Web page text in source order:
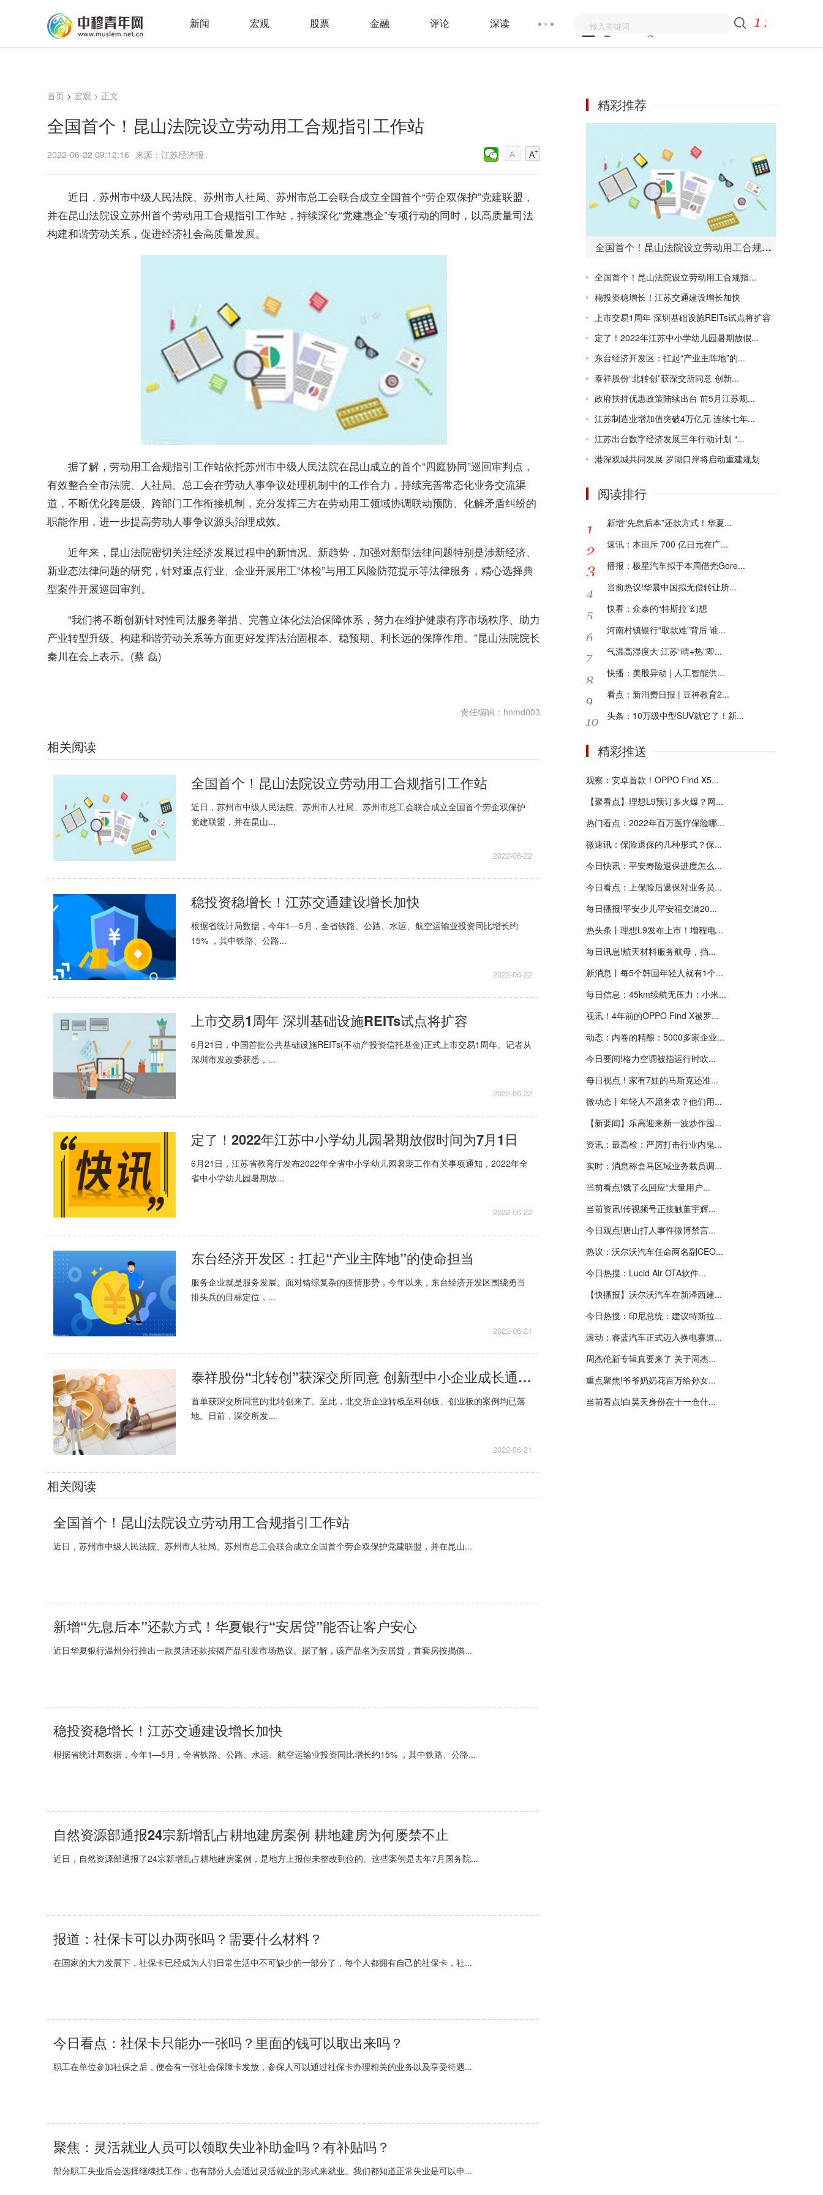
新闻 宏观 股票 金融 评论 深读
首页 > 宏观 > 正文
全国首个！昆山法院设立劳动用工合规指引工作站
2022-06-22 09:12:16 来源：江苏经济报
近日，苏州市中级人民法院、苏州市人社局、苏州市总工会联合成立全国首个“劳企双保护”党建联盟，
并在昆山法院设立苏州首个劳动用工合规指引工作站，持续深化“党建惠企”专项行动的同时，以高质量司法
构建和谐劳动关系，促进经济社会高质量发展。
据了解，劳动用工合规指引工作站依托苏州市中级人民法院在昆山成立的首个“四庭协同”巡回审判点，
有效整合全市法院、人社局、总工会在劳动人事争议处理机制中的工作合力，持续完善常态化业务交流渠
道，不断优化跨层级、跨部门工作衔接机制，充分发挥三方在劳动用工领域协调联动预防、化解矛盾纠纷的
职能作用，进一步提高劳动人事争议源头治理成效。
近年来，昆山法院密切关注经济发展过程中的新情况、新趋势，加强对新型法律问题特别是涉新经济、
新业态法律问题的研究，针对重点行业、企业开展用工“体检”与用工风险防范提示等法律服务，精心选择典
型案件开展巡回审判。
“我们将不断创新针对性司法服务举措、完善立体化法治保障体系，努力在维护健康有序市场秩序、助力
产业转型升级、构建和谐劳动关系等方面更好发挥法治固根本、稳预期、利长远的保障作用。”昆山法院院长
秦川在会上表示。(蔡 磊)
责任编辑：hnmd003
相关阅读
全国首个！昆山法院设立劳动用工合规指引工作站
近日，苏州市中级人民法院、苏州市人社局、苏州市总工会联合成立全国首个劳企双保护
党建联盟，并在昆山...
2022-06-22
稳投资稳增长！江苏交通建设增长加快
根据省统计局数据，今年1—5月，全省铁路、公路、水运、航空运输业投资同比增长约
15% ，其中铁路、公路...
2022-06-22
上市交易1周年 深圳基础设施REITs试点将扩容
6月21日，中国首批公共基础设施REITs(不动产投资信托基金)正式上市交易1周年。记者从
深圳市发改委获悉，...
2022-06-22
定了！2022年江苏中小学幼儿园暑期放假时间为7月1日
6月21日，江苏省教育厅发布2022年全省中小学幼儿园暑期工作有关事项通知，2022年全
省中小学幼儿园暑期放...
2022-06-22
东台经济开发区：扛起“产业主阵地”的使命担当
服务企业就是服务发展。面对错综复杂的疫情形势，今年以来，东台经济开发区围绕勇当
排头兵的目标定位，...
2022-06-21
泰祥股份“北转创”获深交所同意 创新型中小企业成长通道被打开
首单获深交所同意的北转创来了。至此，北交所企业转板至科创板、创业板的案例均已落
地。日前，深交所发...
2022-06-21
相关阅读
全国首个！昆山法院设立劳动用工合规指引工作站
近日，苏州市中级人民法院、苏州市人社局、苏州市总工会联合成立全国首个劳企双保护党建联盟，并在昆山...
新增“先息后本”还款方式！华夏银行“安居贷”能否让客户安心
近日华夏银行温州分行推出一款灵活还款按揭产品引发市场热议。据了解，该产品名为安居贷，首套房按揭借...
稳投资稳增长！江苏交通建设增长加快
根据省统计局数据，今年1—5月，全省铁路、公路、水运、航空运输业投资同比增长约15% ，其中铁路、公路...
自然资源部通报24宗新增乱占耕地建房案例 耕地建房为何屡禁不止
近日，自然资源部通报了24宗新增乱占耕地建房案例，是地方上报但未整改到位的。这些案例是去年7月国务院...
报道：社保卡可以办两张吗？需要什么材料？
在国家的大力发展下，社保卡已经成为人们日常生活中不可缺少的一部分了，每个人都拥有自己的社保卡，社...
今日看点：社保卡只能办一张吗？里面的钱可以取出来吗？
职工在单位参加社保之后，便会有一张社会保障卡发放，参保人可以通过社保卡办理相关的业务以及享受待遇...
聚焦：灵活就业人员可以领取失业补助金吗？有补贴吗？
部分职工失业后会选择继续找工作，也有部分人会通过灵活就业的形式来就业。我们都知道正常失业是可以申...
精彩推荐
全国首个！昆山法院设立劳动用工合规指引工作站
全国首个！昆山法院设立劳动用工合规指...
稳投资稳增长！江苏交通建设增长加快
上市交易1周年 深圳基础设施REITs试点将扩容
定了！2022年江苏中小学幼儿园暑期放假...
东台经济开发区：扛起“产业主阵地”的...
泰祥股份“北转创”获深交所同意 创新...
政府扶持优惠政策陆续出台 前5月江苏规...
江苏制造业增加值突破4万亿元 连续七年...
江苏出台数字经济发展三年行动计划 “...
港深双城共同发展 罗湖口岸将启动重建规划
阅读排行
新增“先息后本”还款方式！华夏...
速讯：本田斥 700 亿日元在广...
播报：极星汽车拟于本周借壳Gore...
当前热议!华晨中国拟无偿转让所...
快看：众泰的“特斯拉”幻想
河南村镇银行“取款难”背后 谁...
气温高湿度大 江苏“晴+热”即...
快播：美股异动 | 人工智能供...
看点：新消费日报 | 豆神教育2...
头条：10万级中型SUV就它了！新...
精彩推送
观察：安卓首款！OPPO Find X5...
【聚看点】理想L9预订多火爆？网...
热门看点：2022年百万医疗保险哪...
微速讯：保险退保的几种形式？保...
今日快讯：平安寿险退保进度怎么...
今日看点：上保险后退保对业务员...
每日播报!平安少儿平安福交满20...
热头条丨理想L9发布上市！增程电...
每日讯息!航天材料服务航母，挡...
新消息丨每5个韩国年轻人就有1个...
每日信息：45km续航无压力：小米...
视讯！4年前的OPPO Find X被罗...
动态：内卷的精酿：5000多家企业...
今日要闻!格力空调被指运行时吹...
每日视点！家有7娃的马斯克还准...
微动态丨年轻人不愿务农？他们用...
【新要闻】乐高迎来新一波炒作囤...
资讯：最高检：严厉打击行业内鬼...
实时：消息称盒马区域业务裁员调...
当前看点!饿了么回应“大量用户...
当前资讯!传视频号正接触董宇辉...
今日观点!唐山打人事件微博禁言...
热议：沃尔沃汽车任命两名副CEO...
今日热搜：Lucid Air OTA软件...
【快播报】沃尔沃汽车在新泽西建...
今日热搜：印尼总统：建议特斯拉...
滚动：睿蓝汽车正式迈入换电赛道...
周杰伦新专辑真要来了 关于周杰...
重点聚焦!爷爷奶奶花百万给孙女...
当前看点!白昊天身份在十一仓什...